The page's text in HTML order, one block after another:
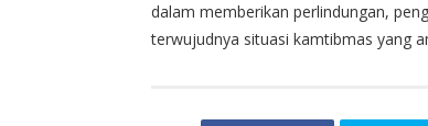
dalam memberikan perlindungan,
terwujudnya situasi kamtibmas yang